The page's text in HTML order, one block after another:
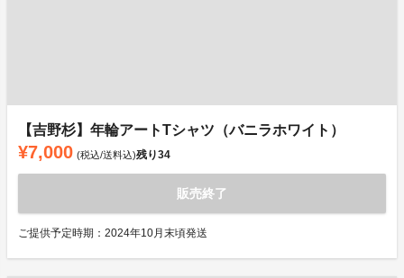
【吉野杉】年輪アートTシャツ（バニラホワイト）
¥7,000 (税込/送料込)残り34
販売終了
ご提供予定時期：2024年10月末頃発送